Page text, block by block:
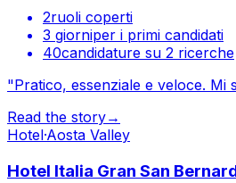
2ruoli coperti
3 giorniper i primi candidati
40candidature su 2 ricerche
"Pratico, essenziale e veloce.
Read the story→
Hotel·Aosta Valley
Hotel Italia Gran San